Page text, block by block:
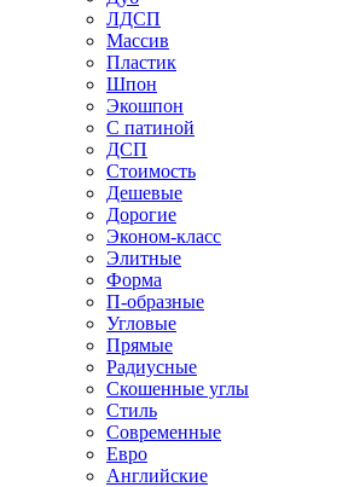
ЛДСП
Массив
Пластик
Шпон
Экошпон
С патиной
ДСП
Стоимость
Дешевые
Дорогие
Эконом-класс
Элитные
Форма
П-образные
Угловые
Прямые
Радиусные
Скошенные углы
Стиль
Современные
Евро
Английские